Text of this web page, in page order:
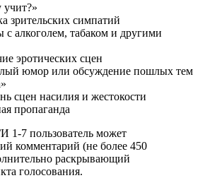
зрительских симпатий
алкоголем, табаком и другими
эротических сцен
юмор или обсуждение пошлых тем
сцен насилия и жестокости
пропаганда
7 пользователь может
комментарий (не более 450
раскрывающий
голосования.